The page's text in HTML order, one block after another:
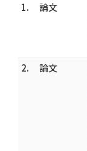
1.
論文
2.
論文